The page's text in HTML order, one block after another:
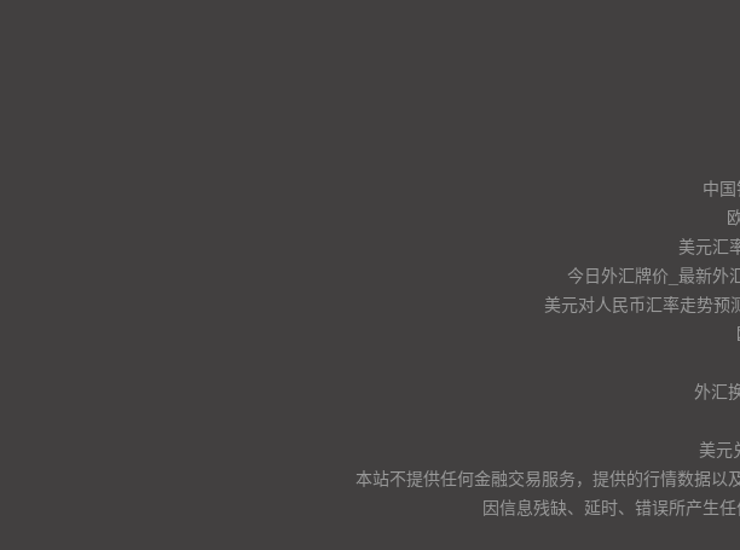
中
美元汇
今日外汇牌价_最新外
美元对人民币汇率走势
外汇
美元
本站不提供任何金融交易服务，提供的行情数据以
因信息残缺、延时、错误所产生